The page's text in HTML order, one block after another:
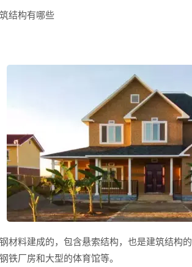
结构有哪些
料建成的，包含悬索结构，也是建筑结构
铁厂房和大型的体育馆等。